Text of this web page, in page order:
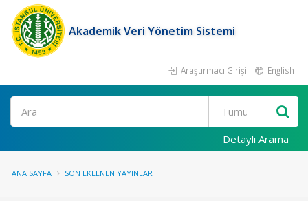
Akademik Veri Yönetim Sistemi
Araştırmacı Girişi English
Ara
Detaylı Arama
ANA SAYFA SON EKLENEN YAYINLAR